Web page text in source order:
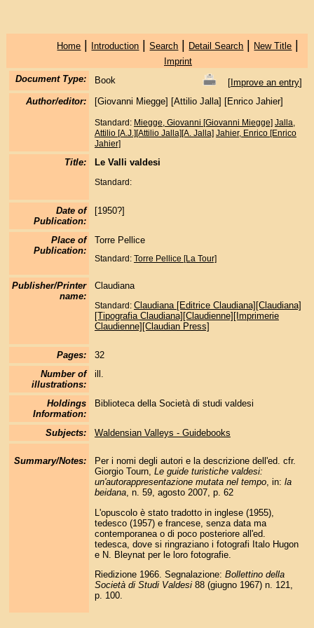
Home | Introduction |Search | Detail Search | New Title |
Imprint
Document Type:
Book [Improve an entry]
Author/editor:
[Giovanni Miegge] [Attilio Jalla] [Enrico Jahier]
Standard: Miegge, Giovanni [Giovanni Miegge] Jalla,
Attilio [A.J.][Attilio Jalla][A. Jalla] Jahier, Enrico [Enrico
Jahier]
Title: Le Valli valdesi
Standard:
Date of
Publication:
[1950?]
Place of
Publication:
Torre Pellice
Standard: Torre Pellice [La Tour]
Publisher/Printer
name:
Claudiana
Standard: Claudiana [Editrice Claudiana][Claudiana]
[Tipografia Claudiana][Claudienne][Imprimerie
Claudienne][Claudian Press]
Pages:
32
Number of
illustrations:
ill.
Holdings
Information:
Biblioteca della Società di studi valdesi
Subjects: Waldensian Valleys - Guidebooks
Summary/Notes:
Per i nomi degli autori e la descrizione dell'ed. cfr.
Giorgio Tourn, Le guide turistiche valdesi:
un'autorappresentazione mutata nel tempo, in: la
beidana, n. 59, agosto 2007, p. 62
L'opuscolo è stato tradotto in inglese (1955),
tedesco (1957) e francese, senza data ma
contemporanea o di poco posteriore all'ed.
tedesca, dove si ringraziano i fotografi Italo Hugon
e N. Bleynat per le loro fotografie.
Riedizione 1966. Segnalazione: Bollettino della
Società di Studi Valdesi 88 (giugno 1967) n. 121,
p. 100.